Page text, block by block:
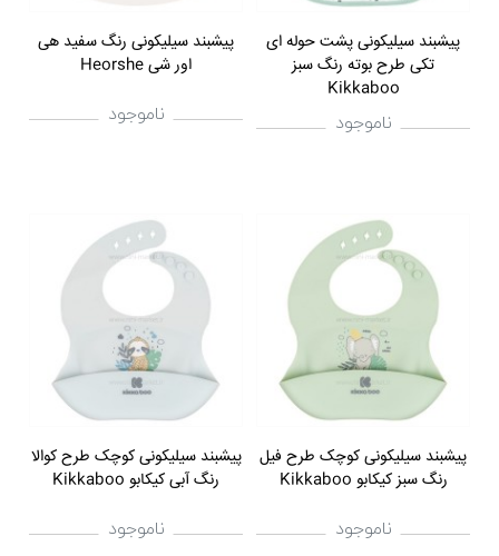
پیشبند سیلیکونی پشت حوله ای
تکی طرح بوته رنگ سبز
Kikkaboo
ناموجود
پیشبند سیلیکونی رنگ سفید هی
اور شی Heorshe
ناموجود
پیشبند سیلیکونی کوچک طرح فیل
رنگ سبز کیکابو Kikkaboo
ناموجود
پیشبند سیلیکونی کوچک طرح کوالا
رنگ آبی کیکابو Kikkaboo
ناموجود